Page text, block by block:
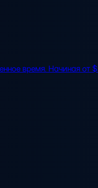
время. Начиная от